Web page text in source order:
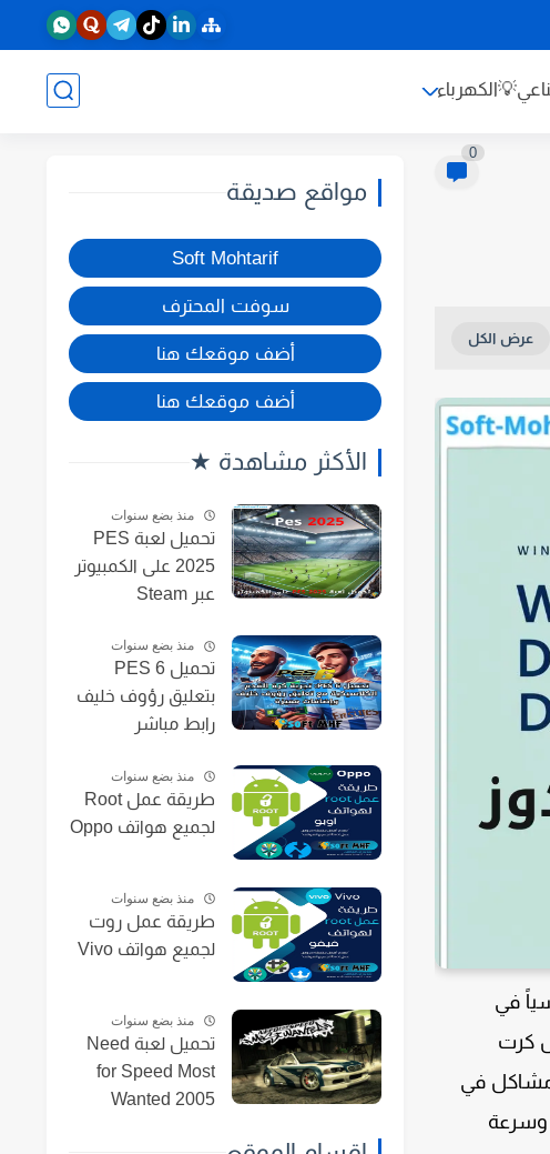
💡الكهرباء
0
في
كرت
مشاكل في
وسرعة
مواقع صديقة
Soft Mohtarif
سوفت المحترف
أضف موقعك هنا
أضف موقعك هنا
الأكثر مشاهدة ★
منذ بضع سنوات
تحميل لعبة PES
2025 على الكمبيوتر
عبر Steam
منذ بضع سنوات
تحميل PES 6
بتعليق رؤوف خليف
رابط مباشر
منذ بضع سنوات
طريقة عمل Root
لجميع هواتف Oppo
منذ بضع سنوات
طريقة عمل روت
لجميع هواتف Vivo
منذ بضع سنوات
تحميل لعبة Need
for Speed Most
Wanted 2005